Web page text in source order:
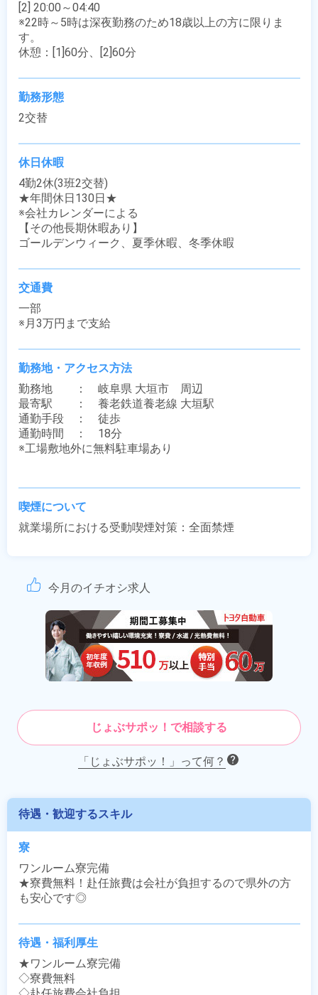
[2] 20:00～04:40
※22時～5時は深夜勤務のため18歳以上の方に限りま
す。
休憩：[1]60分、[2]60分
勤務形態
2交替
休日休暇
4勤2休(3班2交替)
★年間休日130日★
※会社カレンダーによる
【その他長期休暇あり】
ゴールデンウィーク、夏季休暇、冬季休暇
交通費
一部
※月3万円まで支給
勤務地・アクセス方法
勤務地　　：　岐阜県 大垣市　周辺
最寄駅　　：　養老鉄道養老線 大垣駅
通勤手段　：　徒歩
通勤時間　：　18分
※工場敷地外に無料駐車場あり
喫煙について
就業場所における受動喫煙対策：全面禁煙
今月のイチオシ求人
じょぶサポッ！で相談する
「じょぶサポッ！」って何？
待遇・歓迎するスキル
寮
ワンルーム寮完備
★寮費無料！赴任旅費は会社が負担するので県外の方
も安心です◎
待遇・福利厚生
★ワンルーム寮完備
◇寮費無料